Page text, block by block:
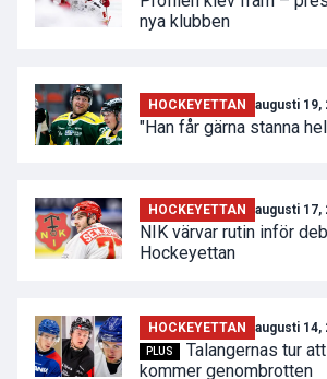
nya klubben
HOCKEYETTAN augusti 19,
"Han får gärna stanna
HOCKEYETTAN augusti 17,
NIK värvar rutin inför
Hockeyettan
HOCKEYETTAN augusti 14,
PLUS
Talangernas tur
kommer genombrotten